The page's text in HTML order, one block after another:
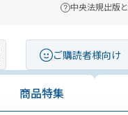
中央法規出版
ご購読者様向け
商品特集